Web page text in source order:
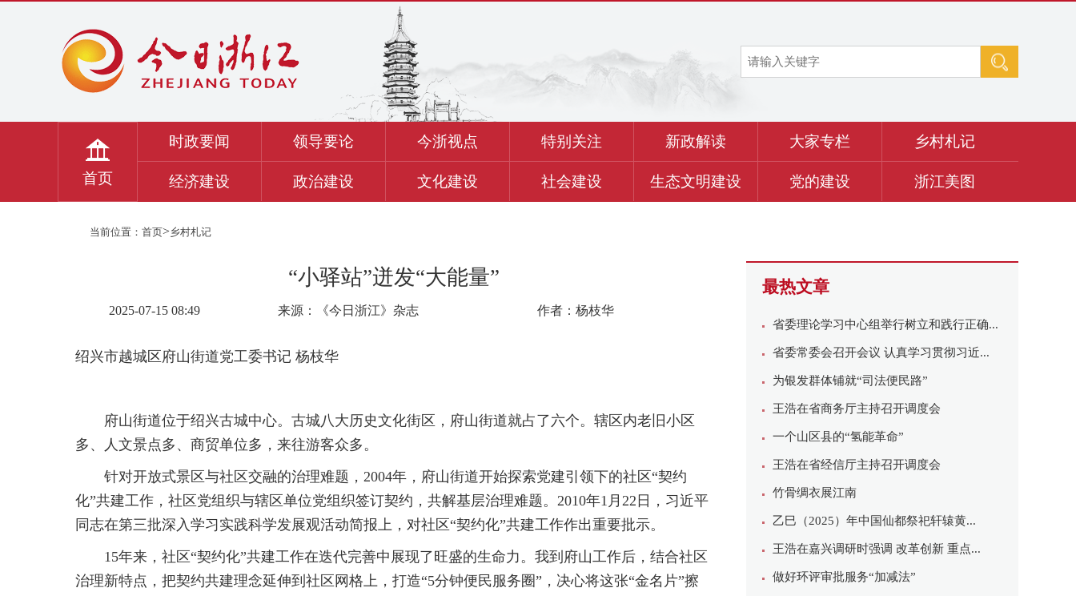
首页
时政要闻 领导要论 今浙视点 特别关注 新政解读 大家专栏 乡村札记
经济建设 政治建设 文化建设 社会建设 生态文明建设 党的建设 浙江美图
当前位置： 首页>乡村札记
“小驿站”迸发“大能量”
2025-07-15 08:49 来源：《今日浙江》杂志 作者：杨枝华
绍兴市越城区府山街道党工委书记 杨枝华
府山街道位于绍兴古城中心。古城八大历史文化街区，府山街道就占了六个。辖区内老旧小区
多、人文景点多、商贸单位多，来往游客众多。
针对开放式景区与社区交融的治理难题，2004年，府山街道开始探索党建引领下的社区“契约
化”共建工作，社区党组织与辖区单位党组织签订契约，共解基层治理难题。2010年1月22日，习近平
同志在第三批深入学习实践科学发展观活动简报上，对社区“契约化”共建工作作出重要批示。
15年来，社区“契约化”共建工作在迭代完善中展现了旺盛的生命力。我到府山工作后，结合社区
治理新特点，把契约共建理念延伸到社区网格上，打造“5分钟便民服务圈”，决心将这张“金名片”擦
最热文章